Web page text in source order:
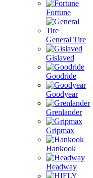
Fortune
General Tire
Gislaved
Goodride
Goodyear
Grenlander
Gripmax
Hankook
Headway